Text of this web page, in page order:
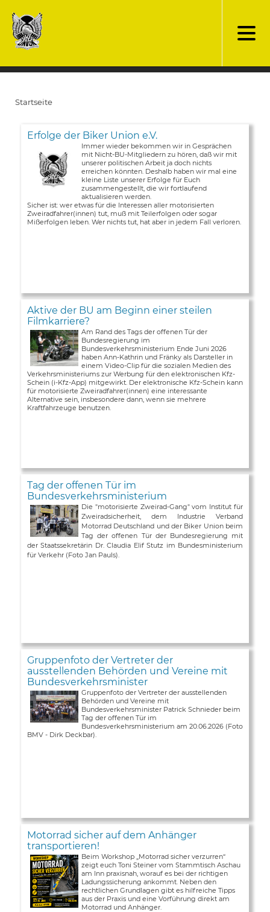
zum
Inhalt
Startseite
Erfolge der Biker Union e.V.
Immer wieder bekommen wir in Gesprächen
mit Nicht-BU-Mitgliedern zu hören, daß wir mit
unserer politischen Arbeit ja doch nichts
erreichen könnten. Deshalb haben wir mal eine
kleine Liste unserer Erfolge für Euch
zusammengestellt, die wir fortlaufend
aktualisieren werden.
Sicher ist: wer etwas für die Interessen aller motorisierten
Zweiradfahrer(innen) tut, muß mit Teilerfolgen oder sogar
Mißerfolgen leben. Wer nichts tut, hat aber in jedem Fall verloren.
Aktive der BU am Beginn einer steilen
Filmkarriere?
Am Rand des Tags der offenen Tür der
Bundesregierung im
Bundesverkehrsministerium Ende Juni 2026
haben Ann-Kathrin und Fränky als Darsteller in
einem Video-Clip für die sozialen Medien des
Verkehrsministeriums zur Werbung für den elektronischen Kfz-
Schein (i-Kfz-App) mitgewirkt. Der elektronische Kfz-Schein kann
für motorisierte Zweiradfahrer(innen) eine interessante
Alternative sein, insbesondere dann, wenn sie mehrere
Kraftfahrzeuge benutzen.
Tag der offenen Tür im
Bundesverkehrsministerium
Die "motorisierte Zweirad-Gang" vom Institut für
Zweiradsicherheit, dem Industrie Verband
Motorrad Deutschland und der Biker Union beim
Tag der offenen Tür der Bundesregierung mit
der Staatssekretärin Dr. Claudia Elif Stutz im Bundesministerium
für Verkehr (Foto Jan Pauls).
Gruppenfoto der Vertreter der
ausstellenden Behörden und Vereine mit
Bundesverkehrsminister
Gruppenfoto der Vertreter der ausstellenden
Behörden und Vereine mit
Bundesverkehrsminister Patrick Schnieder beim
Tag der offenen Tür im
Bundesverkehrsministerium am 20.06.2026 (Foto
BMV - Dirk Deckbar).
Motorrad sicher auf dem Anhänger
transportieren!
Beim Workshop „Motorrad sicher verzurren“
zeigt euch Toni Steiner vom Stammtisch Aschau
am Inn praxisnah, worauf es bei der richtigen
Ladungssicherung ankommt. Neben den
rechtlichen Grundlagen gibt es hilfreiche Tipps
aus der Praxis und eine Vorführung direkt am
Motorrad und Anhänger.